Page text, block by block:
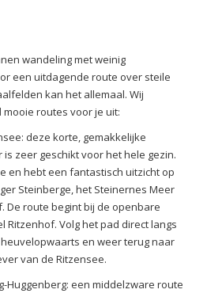
wandeling met weinig
een uitdagende route over steile
kan het allemaal. Wij
routes voor je uit:
deze korte, gemakkelijke
zeer geschikt voor het hele gezin.
en hebt een fantastisch uitzicht op
Steinberge, het Steinernes Meer
De route begint bij de openbare
Volg het pad direct langs
en weer terug naar
van de Ritzensee.
Huggenberg: een middelzware route